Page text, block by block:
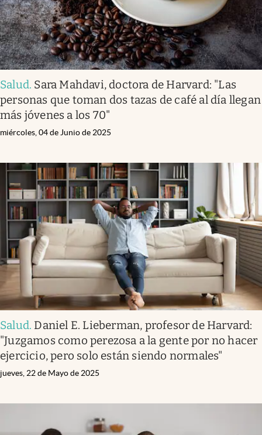
Salud. Sara Mahdavi, doctora de Harvard: "Las
personas que toman dos tazas de café al día llegan
más jóvenes a los 70"
miércoles, 04 de Junio de 2025
Salud. Daniel E. Lieberman, profesor de Harvard:
"Juzgamos como perezosa a la gente por no hacer
ejercicio, pero solo están siendo normales"
jueves, 22 de Mayo de 2025